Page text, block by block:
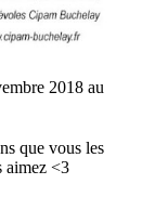
2018 au
que vous les
aimez <3